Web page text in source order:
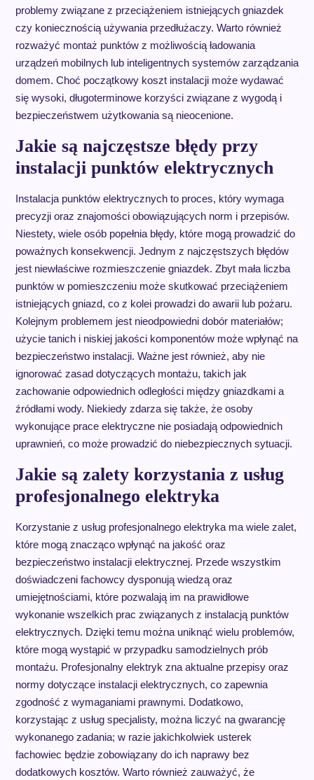
problemy związane z przeciążeniem istniejących gniazdek
czy koniecznością używania przedłużaczy. Warto również
rozważyć montaż punktów z możliwością ładowania
urządzeń mobilnych lub inteligentnych systemów zarządzania
domem. Choć początkowy koszt instalacji może wydawać
się wysoki, długoterminowe korzyści związane z wygodą i
bezpieczeństwem użytkowania są nieocenione.
Jakie są najczęstsze błędy przy
instalacji punktów elektrycznych
Instalacja punktów elektrycznych to proces, który wymaga
precyzji oraz znajomości obowiązujących norm i przepisów.
Niestety, wiele osób popełnia błędy, które mogą prowadzić do
poważnych konsekwencji. Jednym z najczęstszych błędów
jest niewłaściwe rozmieszczenie gniazdek. Zbyt mała liczba
punktów w pomieszczeniu może skutkować przeciążeniem
istniejących gniazd, co z kolei prowadzi do awarii lub pożaru.
Kolejnym problemem jest nieodpowiedni dobór materiałów;
użycie tanich i niskiej jakości komponentów może wpłynąć na
bezpieczeństwo instalacji. Ważne jest również, aby nie
ignorować zasad dotyczących montażu, takich jak
zachowanie odpowiednich odległości między gniazdkami a
źródłami wody. Niekiedy zdarza się także, że osoby
wykonujące prace elektryczne nie posiadają odpowiednich
uprawnień, co może prowadzić do niebezpiecznych sytuacji.
Jakie są zalety korzystania z usług
profesjonalnego elektryka
Korzystanie z usług profesjonalnego elektryka ma wiele zalet,
które mogą znacząco wpłynąć na jakość oraz
bezpieczeństwo instalacji elektrycznej. Przede wszystkim
doświadczeni fachowcy dysponują wiedzą oraz
umiejętnościami, które pozwalają im na prawidłowe
wykonanie wszelkich prac związanych z instalacją punktów
elektrycznych. Dzięki temu można uniknąć wielu problemów,
które mogą wystąpić w przypadku samodzielnych prób
montażu. Profesjonalny elektryk zna aktualne przepisy oraz
normy dotyczące instalacji elektrycznych, co zapewnia
zgodność z wymaganiami prawnymi. Dodatkowo,
korzystając z usług specjalisty, można liczyć na gwarancję
wykonanego zadania; w razie jakichkolwiek usterek
fachowiec będzie zobowiązany do ich naprawy bez
dodatkowych kosztów. Warto również zauważyć, że